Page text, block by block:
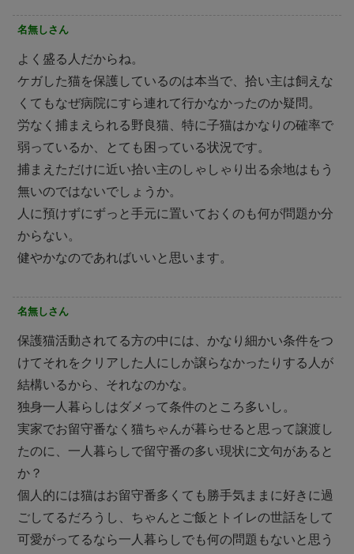
名無しさん
よく盛る人だからね。
ケガした猫を保護しているのは本当で、拾い主は飼えな
くてもなぜ病院にすら連れて行かなかったのか疑問。
労なく捕まえられる野良猫、特に子猫はかなりの確率で
弱っているか、とても困っている状況です。
捕まえただけに近い拾い主のしゃしゃり出る余地はもう
無いのではないでしょうか。
人に預けずにずっと手元に置いておくのも何が問題か分
からない。
健やかなのであればいいと思います。
名無しさん
保護猫活動されてる方の中には、かなり細かい条件をつ
けてそれをクリアした人にしか譲らなかったりする人が
結構いるから、それなのかな。
独身一人暮らしはダメって条件のところ多いし。
実家でお留守番なく猫ちゃんが暮らせると思って譲渡し
たのに、一人暮らしで留守番の多い現状に文句があると
か？
個人的には猫はお留守番多くても勝手気ままに好きに過
ごしてるだろうし、ちゃんとご飯とトイレの世話をして
可愛がってるなら一人暮らしでも何の問題もないと思う